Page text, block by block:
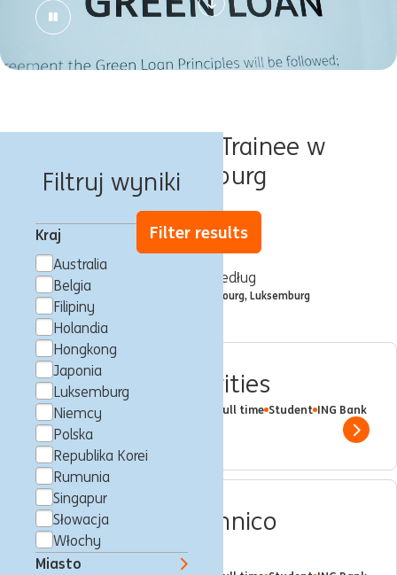
Filtruj wyniki
Kraj
Australia
Belgia
Filipiny
Holandia
Hongkong
Japonia
Luksemburg
Niemcy
Polska
Republika Korei
Rumunia
Singapur
Słowacja
Włochy
Miasto
Oferty pracy Trainee w
Luksemburg
Filter results
Filtrowane według
City: Luksemburg, Luxembourg, Luksemburg
Internship - Securities
Luksemburg, Luksemburg Full time Student ING Bank
Show
INTERNSHIP - Technico
Commercial